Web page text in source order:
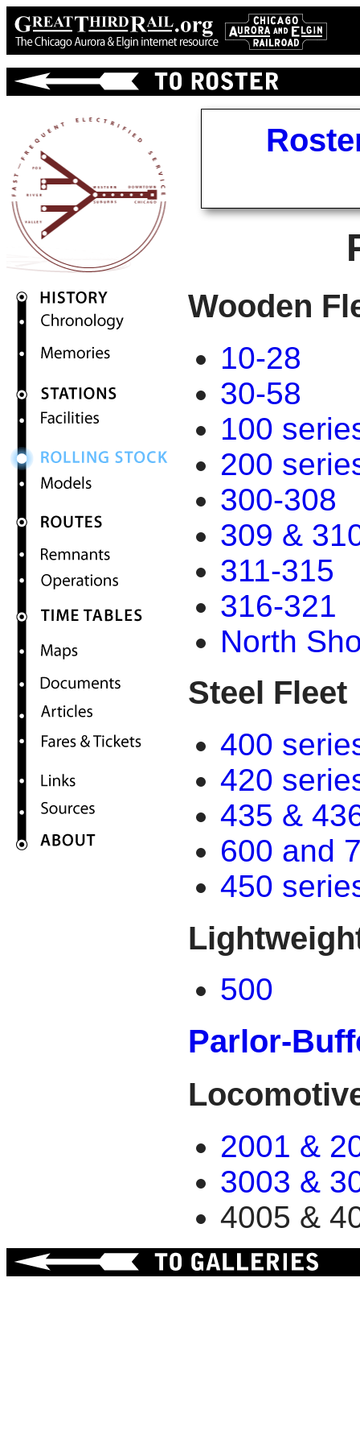
Wooden
10-28
30-58
100
200
300-308
309 &
311-315
316-321
North
Steel Fleet
400
420
435 &
600 and
450
500
Parlor-
2001 &
3003 &
4005 &